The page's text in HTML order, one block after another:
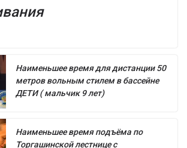
Наименьшее время для дистанции 50
метров вольным стилем в бассейне
ДЕТИ ( мальчик 9 лет)
Наименьшее время подъёма по
Торгашинской лестнице с